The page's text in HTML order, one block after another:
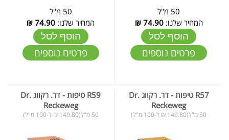
50 מ"ל
המחיר שלנו:74.90
₪
הוסף לסל
פרטים נוספים
50 מ"ל
המחיר שלנו: 74.90
₪
הוסף לסל
פרטים נוספים
R57 טיפות - דר. רקווג Dr.
Reckeweg
50 מ"ל(149.80 ₪ ל-100 מ"ל)
R59 טיפות - דר. רקווג Dr.
Reckeweg
50 מ"ל(149.80 ₪ ל-100 מ"ל)